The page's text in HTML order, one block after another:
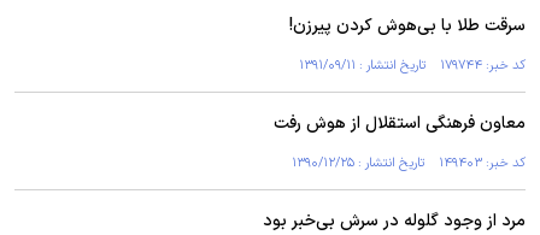
سرقت طلا با بی‌هوش کردن پیرزن!
کد خبر: ۱۷۹۷۴۴ تاریخ انتشار : ۱۳۹۱/۰۹/۱۱
معاون فرهنگی استقلال از هوش رفت
کد خبر: ۱۴۹۴۰۳ تاریخ انتشار : ۱۳۹۰/۱۲/۲۵
مرد از وجود گلوله در سرش بی‌خبر بود